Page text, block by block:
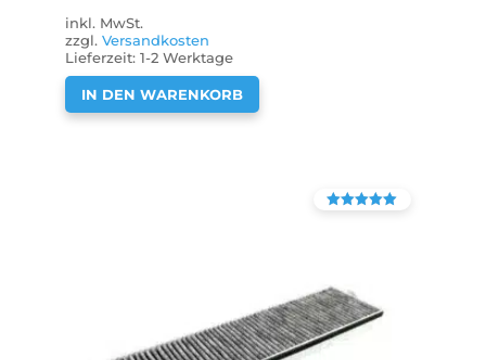
inkl. MwSt.
zzgl. Versandkosten
Lieferzeit: 1-2 Werktage
IN DEN WARENKORB